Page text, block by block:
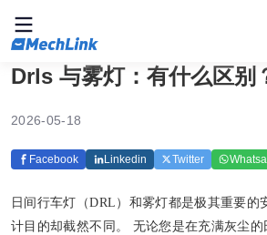
Drls 与雾灯：有什么区别
2026-05-18
Facebook Linkedin Twitter
日间行车灯（DRL）和雾灯都是极其重要的
计目的却截然不同。 无论您是在充满灰尘